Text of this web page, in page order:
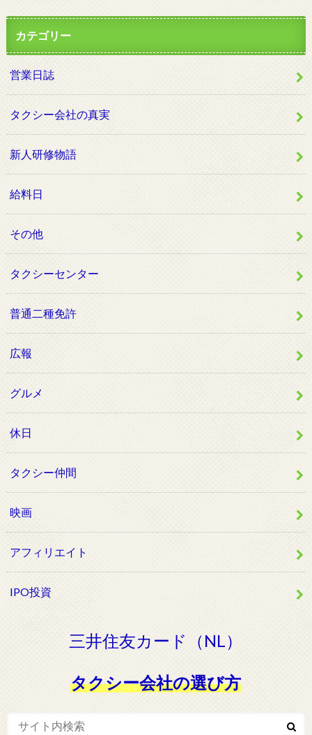
カテゴリー
営業日誌
タクシー会社の真実
新人研修物語
給料日
その他
タクシーセンター
普通二種免許
広報
グルメ
休日
タクシー仲間
映画
アフィリエイト
IPO投資
三井住友カード（NL）
タクシー会社の選び方